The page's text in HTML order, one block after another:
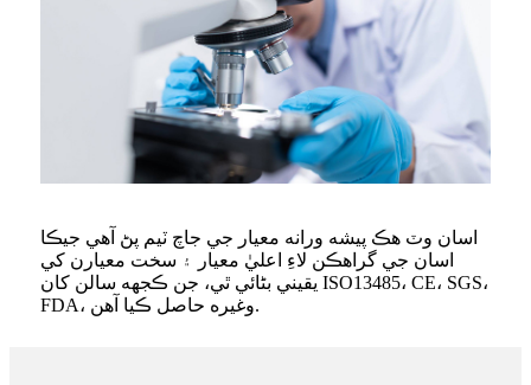
اسان وٽ هڪ پيشه ورانه معيار جي جاچ ٽيم پڻ آهي جيڪا
اسان جي گراهڪن لاءِ اعليٰ معيار ۽ سخت معيارن کي
يقيني بڻائي ٿي، جن ڪجهه سالن کان ISO13485، CE، SGS،
FDA، وغيره حاصل ڪيا آهن.